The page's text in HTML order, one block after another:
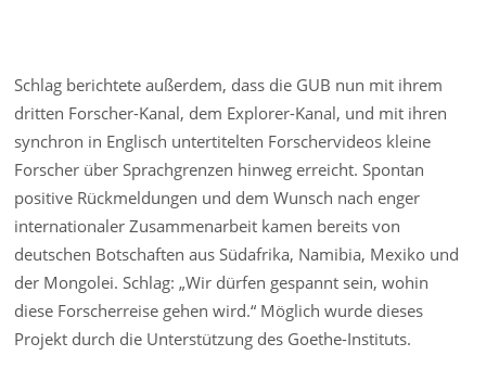
Schlag berichtete außerdem, dass die GUB nun mit ihrem
dritten Forscher-Kanal, dem Explorer-Kanal, und mit ihren
synchron in Englisch untertitelten Forschervideos kleine
Forscher über Sprachgrenzen hinweg erreicht. Spontan
positive Rückmeldungen und dem Wunsch nach enger
internationaler Zusammenarbeit kamen bereits von
deutschen Botschaften aus Südafrika, Namibia, Mexiko und
der Mongolei. Schlag: „Wir dürfen gespannt sein, wohin
diese Forscherreise gehen wird.“ Möglich wurde dieses
Projekt durch die Unterstützung des Goethe-Instituts.